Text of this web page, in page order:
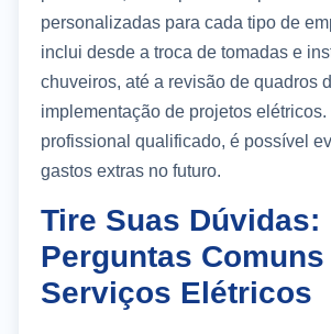
personalizadas para cada tipo de
inclui desde a troca de tomadas e
chuveiros, até a revisão de quadros
implementação de projetos elétricos.
profissional qualificado, é possível
gastos extras no futuro.
Tire Suas Dúvidas:
Perguntas
Serviços Elétricos